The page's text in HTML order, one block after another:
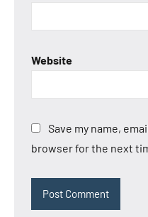
Website
Save my name,
browser for the next